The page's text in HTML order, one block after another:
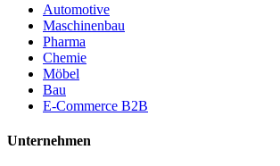
Automotive
Maschinenbau
Pharma
Chemie
Möbel
Bau
E-Commerce B2B
Unternehmen